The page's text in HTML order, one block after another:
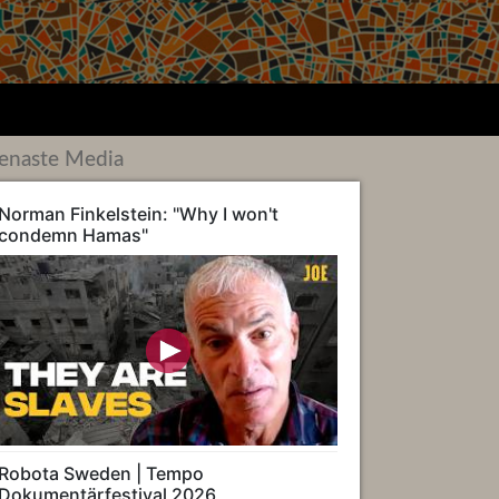
Media
Finkelstein: "Why I won't
Hamas"
Sweden | Tempo